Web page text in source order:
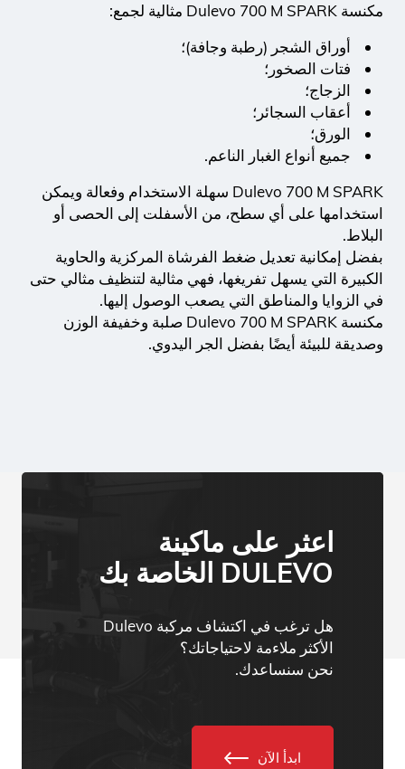
مكنسة Dulevo 700 M SPARK مثالية لجمع:
أوراق الشجر (رطبة وجافة)؛
فتات الصخور؛
الزجاج؛
أعقاب السجائر؛
الورق؛
جميع أنواع الغبار الناعم.
Dulevo 700 M SPARK سهلة الاستخدام وفعالة ويمكن
استخدامها على أي سطح، من الأسفلت إلى الحصى أو
البلاط.
بفضل إمكانية تعديل ضغط الفرشاة المركزية والحاوية
الكبيرة التي يسهل تفريغها، فهي مثالية لتنظيف مثالي حتى
في الزوايا والمناطق التي يصعب الوصول إليها.
مكنسة Dulevo 700 M SPARK صلبة وخفيفة الوزن
وصديقة للبيئة أيضًا بفضل الجر اليدوي.
اعثر على ماكينة
DULEVO الخاصة بك
هل ترغب في اكتشاف مركبة Dulevo
الأكثر ملاءمة لاحتياجاتك؟
نحن سنساعدك.
ابدأ الآن